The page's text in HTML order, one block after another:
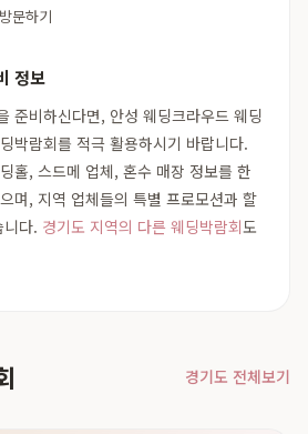
문하기
정보
준비하신다면, 안성 웨딩크라우드 웨딩
박람회를 적극 활용하시기 바랍니다.
홀, 스드메 업체, 혼수 매장 정보를 한
며, 지역 업체들의 특별 프로모션과 할
다. 경기도 지역의 다른 웨딩박람회도
경기도 전체보기